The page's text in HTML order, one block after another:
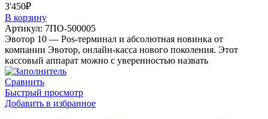
3'450₽
В корзину
Артикул: 7ПО-500005
Эвотор 10 — Pos-терминал и абсолютная новинка от
компании Эвотор, онлайн-касса нового поколения. Этот
кассовый аппарат можно с уверенностью назвать
Сравнить
Быстрый просмотр
Добавить в избранное